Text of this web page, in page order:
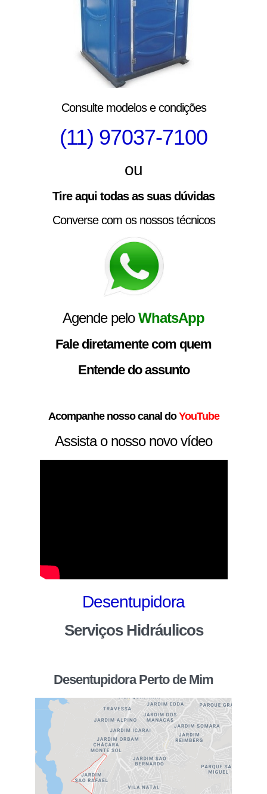
Consulte modelos e condições
(11) 97037-7100
ou
Tire aqui todas as suas dúvidas
Converse com os nossos técnicos
Agende peloWhatsApp
Fale diretamente com quem
Entende do assunto
Acompanhe nosso canal do YouTube
Assista o nosso novo vídeo
Desentupidora
Serviços Hidráulicos
Desentupidora Perto de Mim